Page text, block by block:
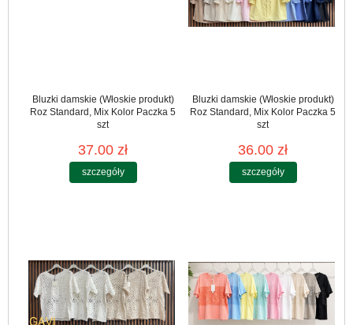
Bluzki damskie (Włoskie produkt)
Roz Standard, Mix Kolor Paczka 5
szt
37.00 zł
szczegóły
Bluzki damskie (Włoskie produkt)
Roz Standard, Mix Kolor Paczka 5
szt
36.00 zł
szczegóły